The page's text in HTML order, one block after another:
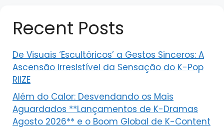
Recent Posts
De Visuais ‘Escultóricos’ a Gestos Sinceros: A
Ascensão Irresistível da Sensação do K-Pop
RIIZE
Além do Calor: Desvendando os Mais
Aguardados **Lançamentos de K-Dramas
Agosto 2026** e o Boom Global de K-Content